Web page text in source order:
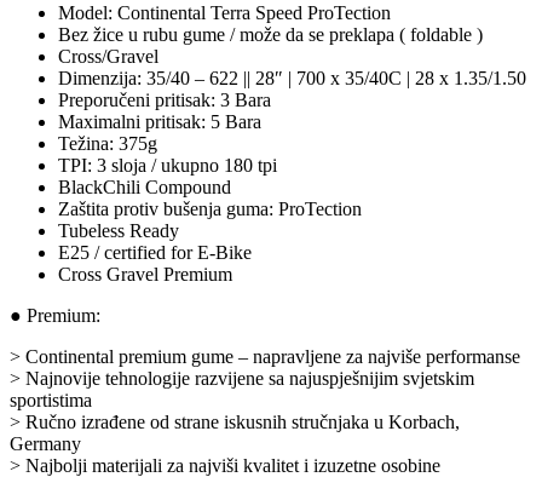
Model: Continental Terra Speed ProTection
Bez žice u rubu gume / može da se preklapa ( foldable )
Cross/Gravel
Dimenzija: 35/40 – 622 || 28″ | 700 x 35/40C | 28 x 1.35/1.50
Preporučeni pritisak: 3 Bara
Maximalni pritisak: 5 Bara
Težina: 375g
TPI: 3 sloja / ukupno 180 tpi
BlackChili Compound
Zaštita protiv bušenja guma: ProTection
Tubeless Ready
E25 / certified for E-Bike
Cross Gravel Premium
● Premium:
> Continental premium gume – napravljene za najviše performanse
> Najnovije tehnologije razvijene sa najuspješnijim svjetskim
sportistima
> Ručno izrađene od strane iskusnih stručnjaka u Korbach,
Germany
> Najbolji materijali za najviši kvalitet i izuzetne osobine